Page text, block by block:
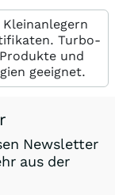
Turbo-
und
geeignet.
Newsletter
aus der